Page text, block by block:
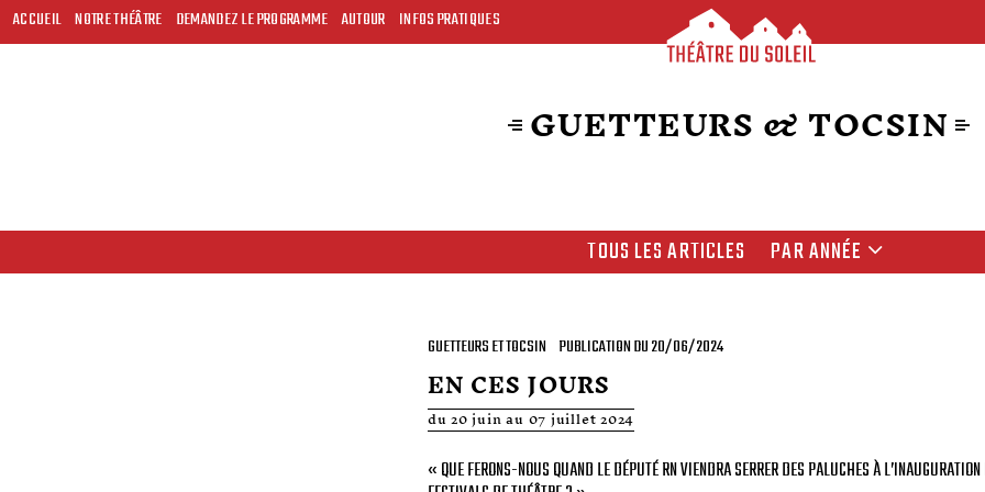
ACCUEIL NOTRE THÉÂTRE DEMANDEZ LE PROGRAMME AUTOUR INFOS PRATIQUES
GUETTEURS & TOCSIN
TOUS LES ARTICLES PAR ANNÉE
GUETTEURS ET TOCSIN PUBLICATION DU 20/06/2024
EN CES JOURS
du 20 juin au 07 juillet 2024
« QUE FERONS-NOUS QUAND LE DÉPUTÉ RN VIENDRA SERRER DES PALUCHES À L’INAUGURATION